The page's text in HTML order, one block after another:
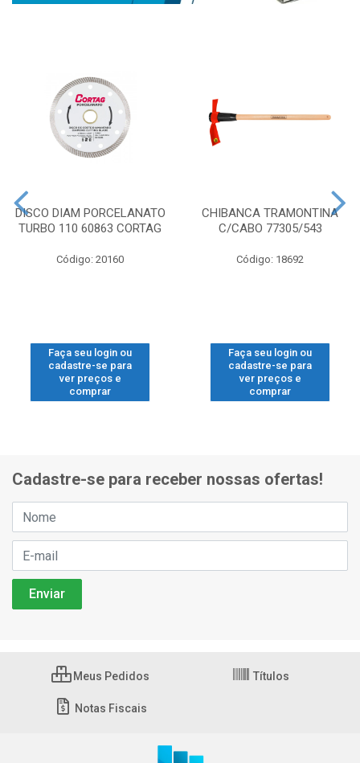
DISCO DIAM PORCELANATO
TURBO 110 60863 CORTAG
Código: 20160
Faça seu login ou
cadastre-se para
ver preços e
comprar
CHIBANCA TRAMONTINA
C/CABO 77305/543
Código: 18692
Faça seu login ou
cadastre-se para
ver preços e
comprar
Cadastre-se para receber nossas ofertas!
Meus Pedidos Títulos
Notas Fiscais